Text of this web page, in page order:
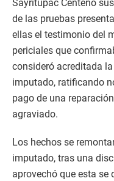
Sayritupac Centeno
de las pruebas
ellas el testimonio del
periciales que
consideró acreditada
imputado, ratificando
pago de una
agraviado.
Los hechos se
imputado, tras una
aprovechó que esta